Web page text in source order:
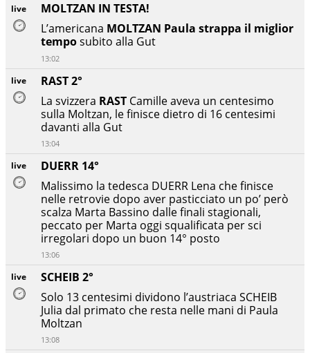
live
SCHEIB 2°
Solo 13 centesimi dividono l’austriaca SCHEIB
Julia dal primato che resta nelle mani di Paula
Moltzan
13:08
live
DUERR 14°
Malissimo la tedesca DUERR Lena che finisce
nelle retrovie dopo aver pasticciato un po’ però
scalza Marta Bassino dalle finali stagionali,
peccato per Marta oggi squalificata per sci
irregolari dopo un buon 14° posto
13:06
live
RAST 2°
La svizzera RAST Camille aveva un centesimo
sulla Moltzan, le finisce dietro di 16 centesimi
davanti alla Gut
13:04
live
MOLTZAN IN TESTA!
L’americana MOLTZAN Paula strappa il miglior
temposubito alla Gut
13:02